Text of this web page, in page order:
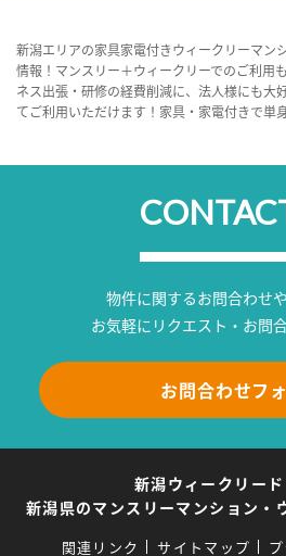
新潟エリアの家具家電付きウィークリーマン
情報！マンスリー＋ウィークリーでのご利用
ネス出張・研修の経費削減に、法人様にも大
てご利用いただけます！家具・家電付きで単
物件に関するお問合わせ
お気軽にリクエスト・お問
お問合わせフ
新潟ウィークリー
新潟県のマンスリーマンション・
関連リンク サイトマップ